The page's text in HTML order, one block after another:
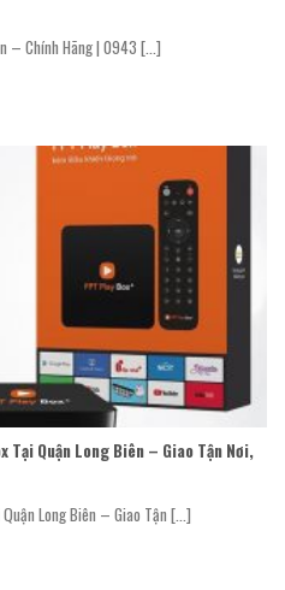
– Chính Hãng | 0943 [...]
Tại Quận Long Biên – Giao Tận Nơi,
Long Biên – Giao Tận [...]